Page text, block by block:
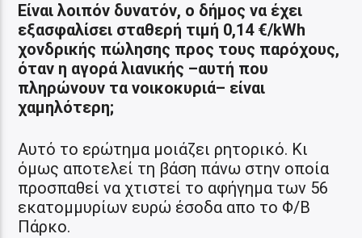
Είναι λοιπόν δυνατόν, ο δήμος να έχει
εξασφαλίσει σταθερή τιμή 0,14 €/kWh
χονδρικής πώλησης προς τους παρόχους,
όταν η αγορά λιανικής –αυτή που
πληρώνουν τα νοικοκυριά– είναι
χαμηλότερη;
Αυτό το ερώτημα μοιάζει ρητορικό. Κι
όμως αποτελεί τη βάση πάνω στην οποία
προσπαθεί να χτιστεί το αφήγημα των 56
εκατομμυρίων ευρώ έσοδα απο το Φ/Β
Πάρκο.